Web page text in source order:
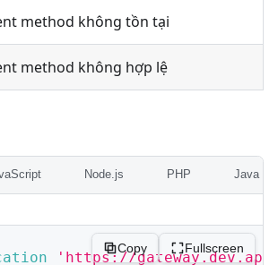
method không tồn tại
method không hợp lệ
Node.js PHP Java
Copy Fullscreen
'https://